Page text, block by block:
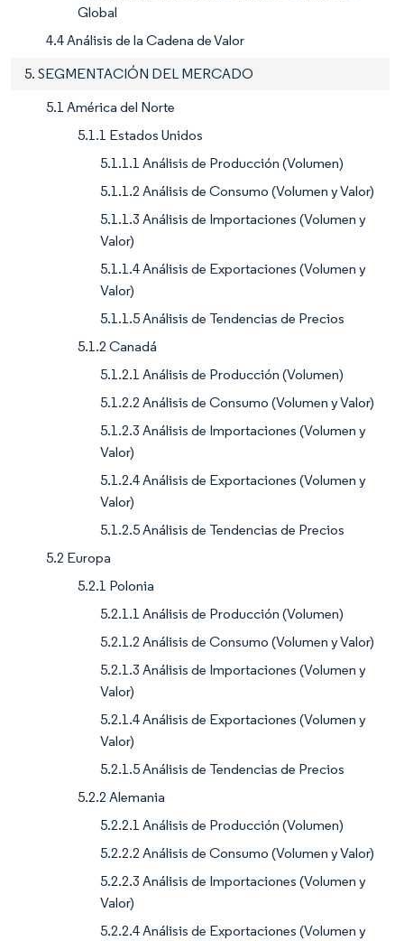
Global
4.4 Análisis de la Cadena de Valor
5. SEGMENTACIÓN DEL MERCADO
5.1 América del Norte
5.1.1 Estados Unidos
5.1.1.1 Análisis de Producción (Volumen)
5.1.1.2 Análisis de Consumo (Volumen y Valor)
5.1.1.3 Análisis de Importaciones (Volumen y
Valor)
5.1.1.4 Análisis de Exportaciones (Volumen y
Valor)
5.1.1.5 Análisis de Tendencias de Precios
5.1.2 Canadá
5.1.2.1 Análisis de Producción (Volumen)
5.1.2.2 Análisis de Consumo (Volumen y Valor)
5.1.2.3 Análisis de Importaciones (Volumen y
Valor)
5.1.2.4 Análisis de Exportaciones (Volumen y
Valor)
5.1.2.5 Análisis de Tendencias de Precios
5.2 Europa
5.2.1 Polonia
5.2.1.1 Análisis de Producción (Volumen)
5.2.1.2 Análisis de Consumo (Volumen y Valor)
5.2.1.3 Análisis de Importaciones (Volumen y
Valor)
5.2.1.4 Análisis de Exportaciones (Volumen y
Valor)
5.2.1.5 Análisis de Tendencias de Precios
5.2.2 Alemania
5.2.2.1 Análisis de Producción (Volumen)
5.2.2.2 Análisis de Consumo (Volumen y Valor)
5.2.2.3 Análisis de Importaciones (Volumen y
Valor)
5.2.2.4 Análisis de Exportaciones (Volumen y